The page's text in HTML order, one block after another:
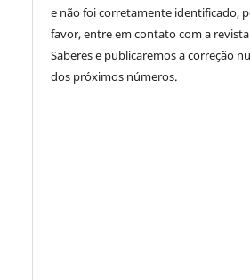
e não foi corretamente identificado,
favor, entre em contato com a revista
Saberes e publicaremos a correção
dos próximos números.